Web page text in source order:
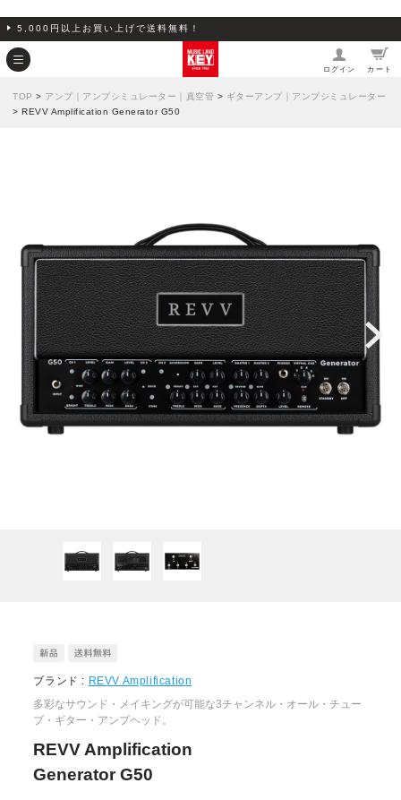
5,000円以上お買い上げで送料無料！
ログイン カート
TOP > アンプ｜アンプシミュレーター｜真空管 > ギターアンプ｜アンプシミュレーター
> REVV Amplification Generator G50
ブランド : REVV Amplification
多彩なサウンド・メイキングが可能な3チャンネル・オール・チュー
ブ・ギター・アンプヘッド。
REVV Amplification
Generator G50